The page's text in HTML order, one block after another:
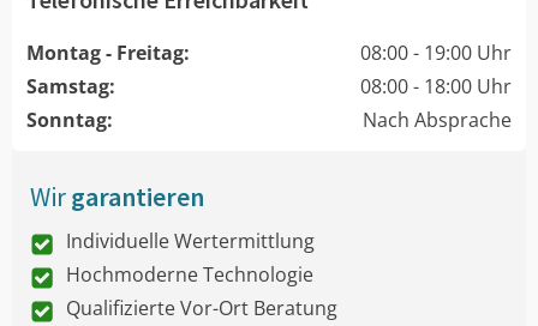
Montag - Freitag:
08:00 - 19:00 Uhr
Samstag:
08:00 - 18:00 Uhr
Sonntag:
Nach Absprache
Wirgarantieren
Individuelle Wertermittlung
Hochmoderne Technologie
Qualifizierte Vor-Ort Beratung